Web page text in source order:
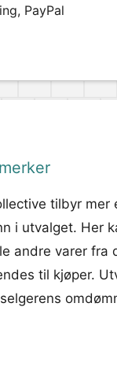
PayPal
tilbyr mer
i utvalget. Her
andre varer fra
til kjøper.